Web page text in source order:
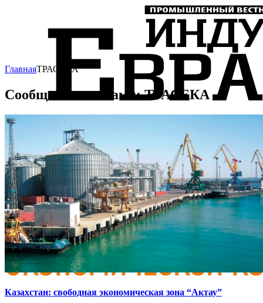
ГлавнаяТРАСЕКА
Сообщения с тегами: ТРАСЕКА
Казахстан: свободная экономическая зона “Актау”